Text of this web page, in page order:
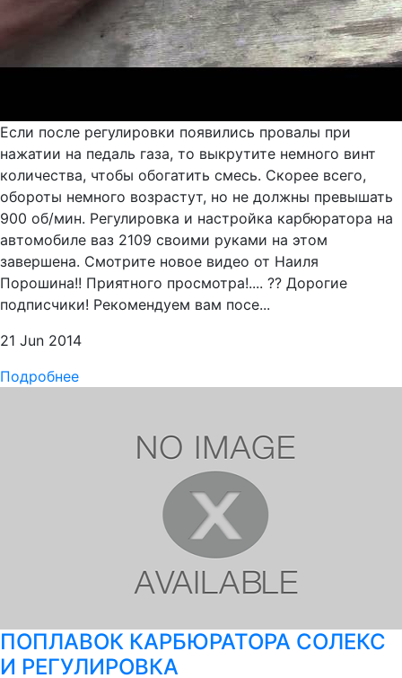
Если после регулировки появились провалы при
нажатии на педаль газа, то выкрутите немного винт
количества, чтобы обогатить смесь. Скорее всего,
обороты немного возрастут, но не должны превышать
900 об/мин. Регулировка и настройка карбюратора на
автомобиле ваз 2109 своими руками на этом
завершена. Смотрите новое видео от Наиля
Порошина!! Приятного просмотра!.... ?? Дорогие
подписчики! Рекомендуем вам посе...
21 Jun 2014
Подробнее
ПОПЛАВОК КАРБЮРАТОРА СОЛЕКС
И РЕГУЛИРОВКА